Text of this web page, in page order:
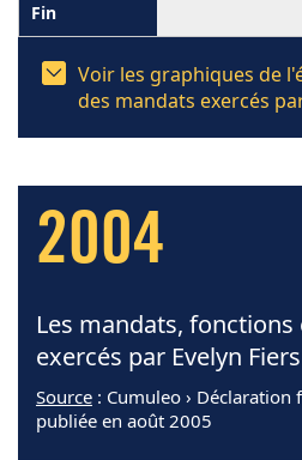
Voir les graphiques de
des mandats exercés
2004
Les mandats,
exercés par Evelyn
Source : Cumuleo › Déclaration
publiée en août 2005